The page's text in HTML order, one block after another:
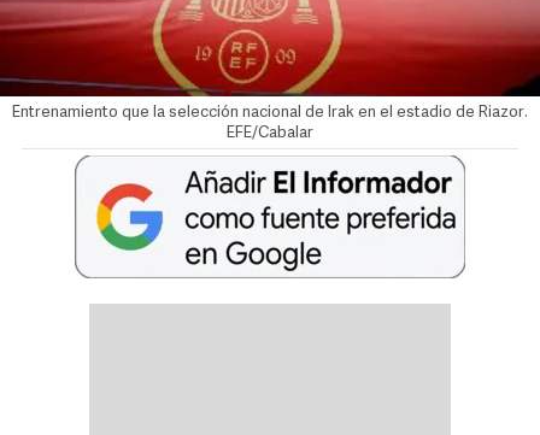
Entrenamiento que la selección nacional de Irak en el estadio de Riazor.
EFE/Cabalar